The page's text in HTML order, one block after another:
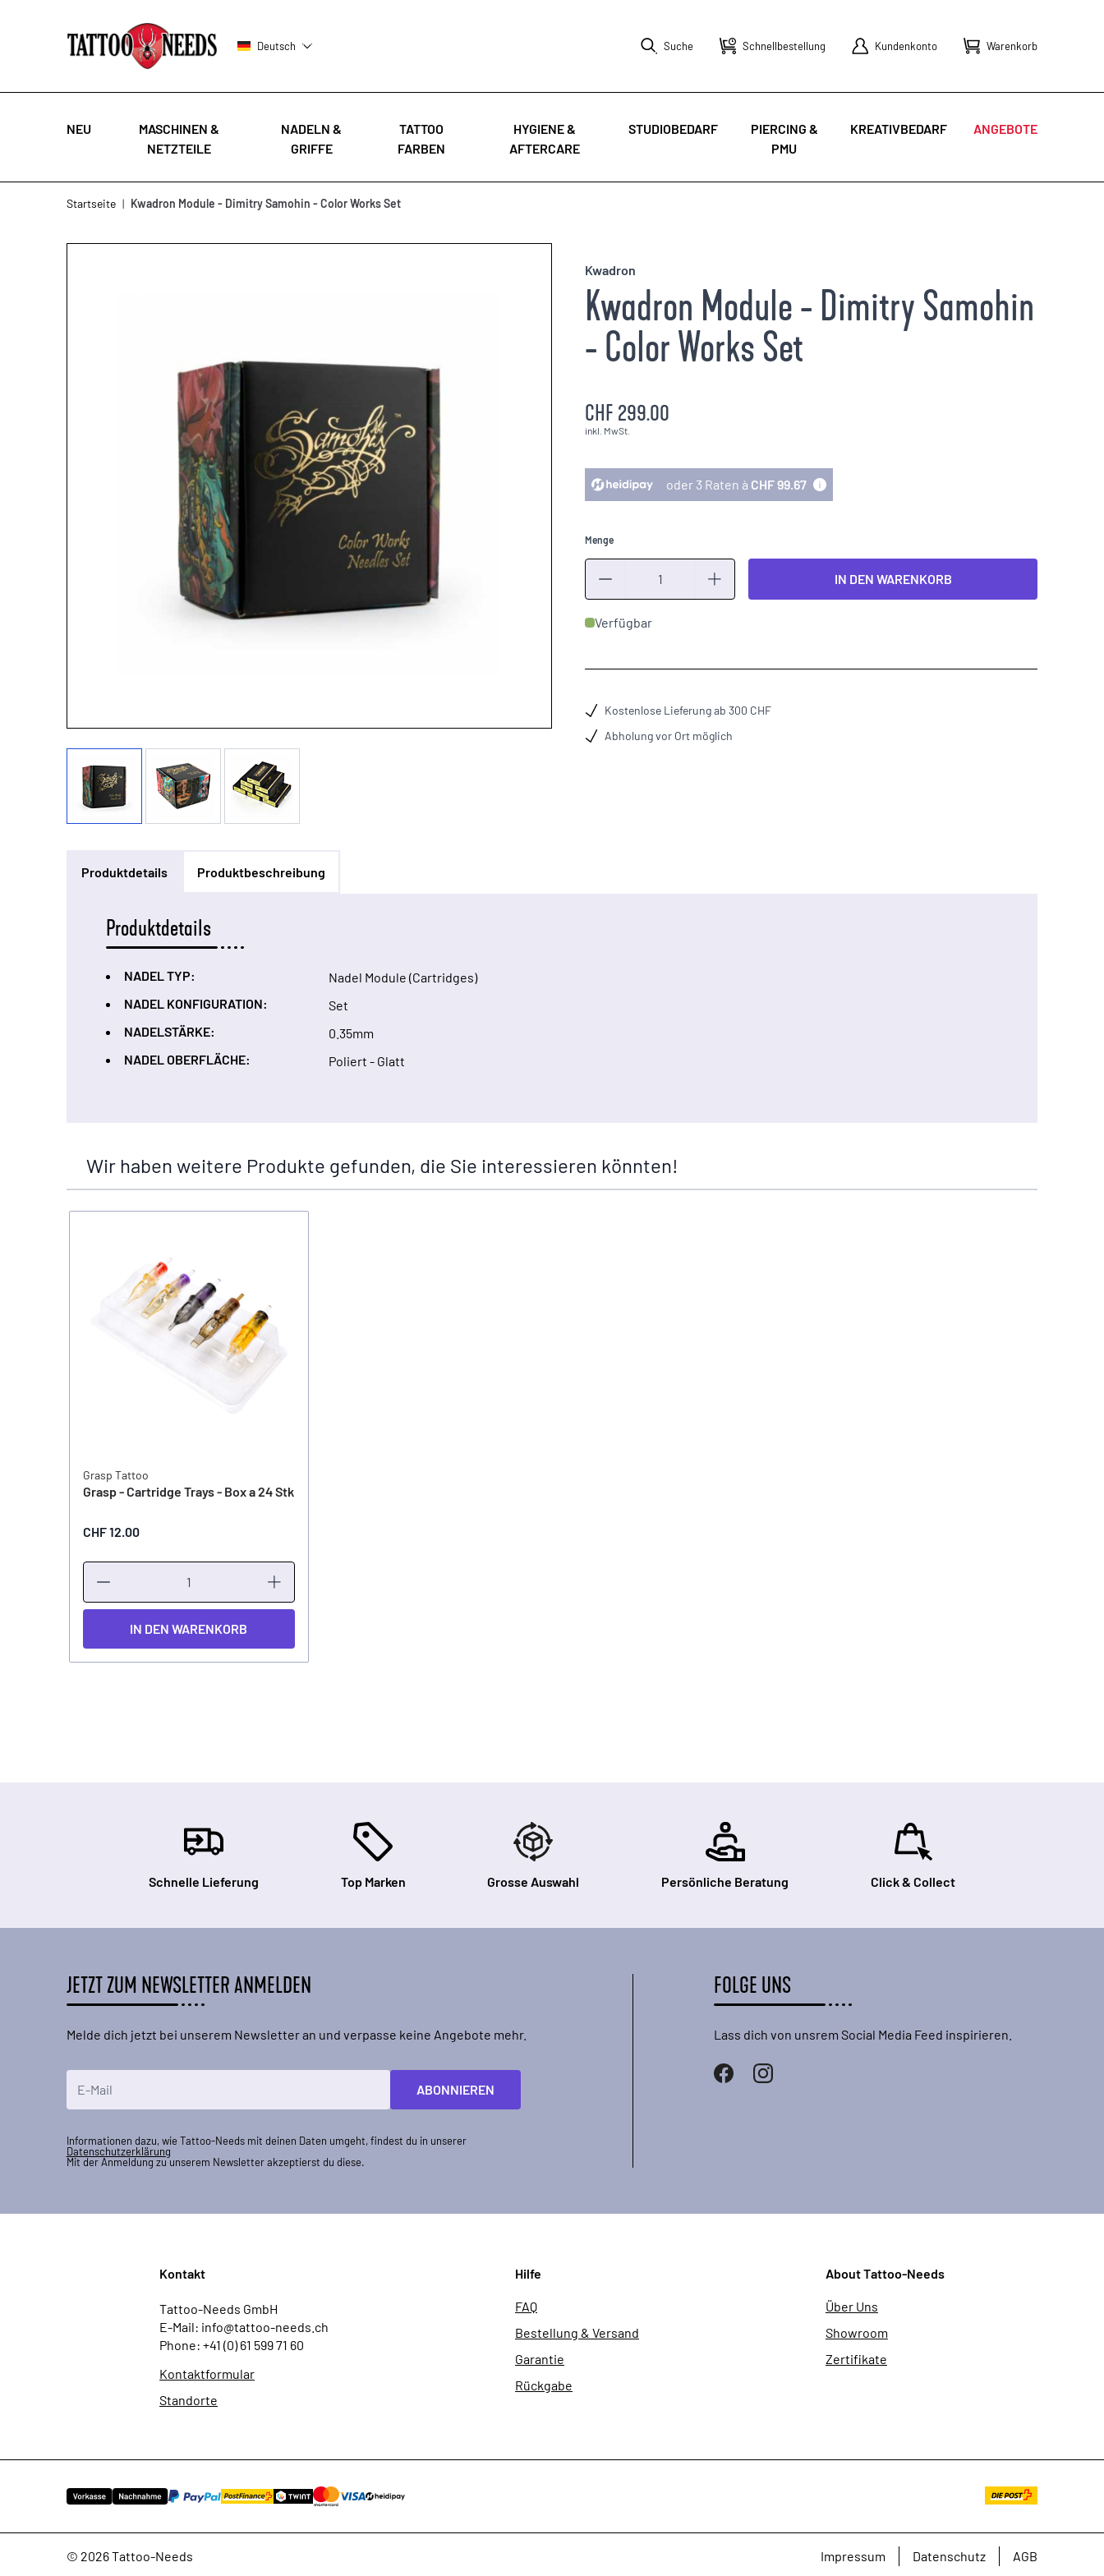
Deutsch Suche Schnellbestellung Kundenkonto Warenkorb
NEU
MASCHINEN &
NETZTEILE
NADELN &
GRIFFE
TATTOO
FARBEN
HYGIENE &
AFTERCARE
STUDIOBEDARF
PIERCING &
PMU
KREATIVBEDARF ANGEBOTE
Startseite | Kwadron Module - Dimitry Samohin - Color Works Set
Kwadron
Kwadron Module - Dimitry Samohin
- Color Works Set
CHF 299.00
inkl. MwSt.
oder 3 Raten à CHF 99.67
Menge
IN DEN WARENKORB
Verfügbar
Kostenlose Lieferung ab 300 CHF
Abholung vor Ort möglich
Produktdetails Produktbeschreibung
Produktdetails
NADEL TYP:
Nadel Module (Cartridges)
NADEL KONFIGURATION:
Set
NADELSTÄRKE:
0.35mm
NADEL OBERFLÄCHE:
Poliert - Glatt
Wir haben weitere Produkte gefunden, die Sie interessieren könnten!
Grasp Tattoo
Grasp - Cartridge Trays - Box a 24 Stk
CHF 12.00
IN DEN WARENKORB
Schnelle Lieferung Top Marken Grosse Auswahl Persönliche Beratung Click & Collect
JETZT ZUM NEWSLETTER ANMELDEN
Melde dich jetzt bei unserem Newsletter an und verpasse keine Angebote mehr.
ABONNIEREN
Informationen dazu, wie Tattoo-Needs mit deinen Daten umgeht, findest du in unserer
Datenschutzerklärung
Mit der Anmeldung zu unserem Newsletter akzeptierst du diese.
FOLGE UNS
Lass dich von unsrem Social Media Feed inspirieren.
Kontakt
Tattoo-Needs GmbH
E-Mail: info@tattoo-needs.ch
Phone: +41 (0) 61 599 71 60
Kontaktformular
Standorte
Hilfe
FAQ
Bestellung & Versand
Garantie
Rückgabe
About Tattoo-Needs
Über Uns
Showroom
Zertifikate
© 2026 Tattoo-Needs Impressum Datenschutz AGB